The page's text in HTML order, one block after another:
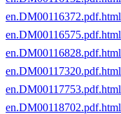
en.DM00116372.pdf.html
en.DM00116575.pdf.html
en.DM00116828.pdf.html
en.DM00117320.pdf.html
en.DM00117753.pdf.html
en.DM00118702.pdf.html